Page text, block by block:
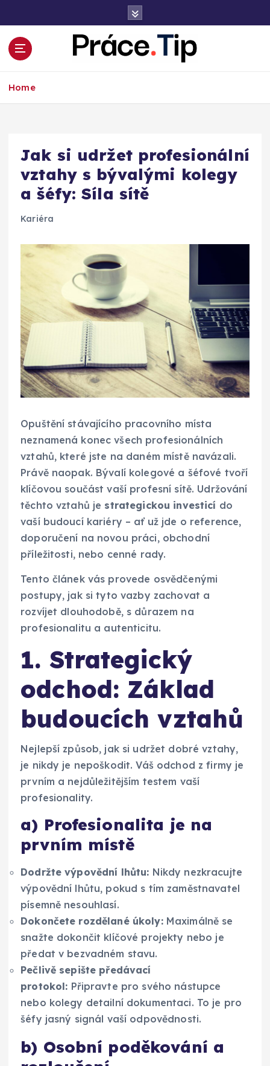
o
Home
Jak si udržet profesionální
vztahy s bývalými kolegy
a šéfy: Síla sítě
Kariéra
Opuštění stávajícího pracovního místa
neznamená konec všech profesionálních
vztahů, které jste na daném místě navázali.
Právě naopak. Bývalí kolegové a šéfové tvoří
klíčovou součást vaší profesní sítě. Udržování
těchto vztahů je strategickou investicí do
vaší budoucí kariéry – ať už jde o reference,
doporučení na novou práci, obchodní
příležitosti, nebo cenné rady.
Tento článek vás provede osvědčenými
postupy, jak si tyto vazby zachovat a
rozvíjet dlouhodobě, s důrazem na
profesionalitu a autenticitu.
1. Strategický
odchod: Základ
budoucích vztahů
Nejlepší způsob, jak si udržet dobré vztahy,
je nikdy je nepoškodit. Váš odchod z firmy je
prvním a nejdůležitějším testem vaší
profesionality.
a) Profesionalita je na
prvním místě
Dodržte výpovědní lhůtu: Nikdy nezkracujte
výpovědní lhůtu, pokud s tím zaměstnavatel
písemně nesouhlasí.
Dokončete rozdělané úkoly:Maximálně se
snažte dokončit klíčové projekty nebo je
předat v bezvadném stavu.
Pečlivě sepište předávací
protokol: Připravte pro svého nástupce
nebo kolegy detailní dokumentaci. To je pro
šéfy jasný signál vaší odpovědnosti.
b) Osobní poděkování a